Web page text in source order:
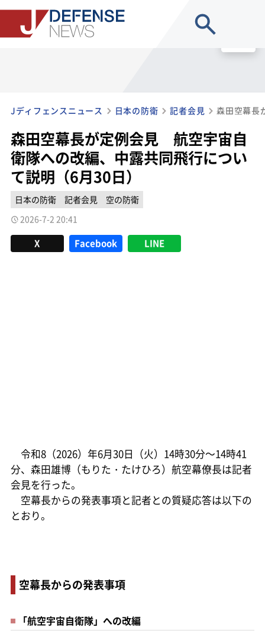
Jディフェンスニュース 日本の防衛 記者会見
森田空幕長が定例会見 航空宇宙自
衛隊への改編、中露共同飛行につい
て説明（6月30日）
日本の防衛 記者会見
空の防衛
2026-7-2 20:41
X Facebook LINE
令和8（2026）年6月30日（火）14時30分～14時41
分、森田雄博（もりた・たけひろ）航空幕僚長は記者
会見を行った。
空幕長からの発表事項と記者との質疑応答は以下の
とおり。
空幕長からの発表事項
「航空宇宙自衛隊」への改編